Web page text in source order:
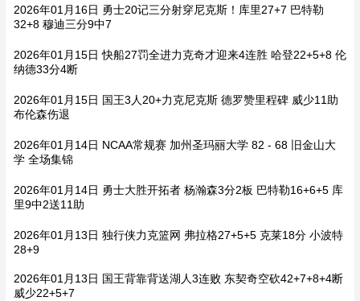
2026年01月16日 勇士20记三分射穿尼克斯！库里27+7 巴特勒
32+8 穆迪三分9中7
2026年01月15日 快船27罚全进力克奇才迎来4连胜 哈登22+5+8 伦
纳德33分4断
2026年01月15日 国王3人20+力克尼克斯 德罗赞里程碑 威少11助
布伦森伤退
2026年01月14日 NCAA常规赛 加州圣玛丽大学 82 - 68 旧金山大
学 全场集锦
2026年01月14日 勇士大胜开拓者 杨瀚森3分2板 巴特勒16+6+5 库
里9中2送11助
2026年01月13日 独行侠力克篮网 弗拉格27+5+5 克莱18分 小波特
28+9
2026年01月13日 国王背靠背送湖人3连败 东契奇空砍42+7+8+4断
威少22+5+7